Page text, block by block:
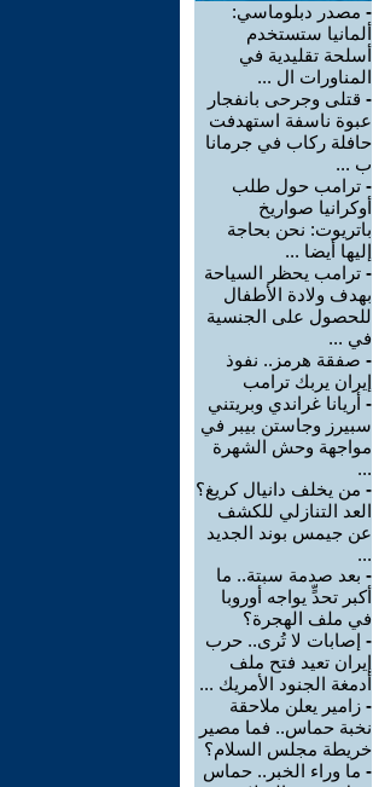
- مصدر دبلوماسي:
ألمانيا ستستخدم
أسلحة تقليدية في
المناورات ال ...
- قتلى وجرحى بانفجار
عبوة ناسفة استهدفت
حافلة ركاب في جرمانا
ب ...
- ترامب حول طلب
أوكرانيا صواريخ
باتريوت: نحن بحاجة
إليها أيضا ...
- ترامب يحظر السياحة
بهدف ولادة الأطفال
للحصول على الجنسية
في ...
- صفقة هرمز.. نفوذ
إيران يربك ترامب
- أريانا غراندي وبريتني
سبيرز وجاستن بيبر في
مواجهة وحش الشهرة
...
- من يخلف دانيال كريغ؟
العد التنازلي للكشف
عن جيمس بوند الجديد
...
- بعد صدمة سبتة.. ما
أكبر تحدٍّ يواجه أوروبا
في ملف الهجرة؟
- إصابات لا تُرى.. حرب
إيران تعيد فتح ملف
أدمغة الجنود الأمريك ...
- زامير يعلن ملاحقة
نخبة حماس.. فما مصير
خريطة مجلس السلام؟
- ما وراء الخبر.. حماس